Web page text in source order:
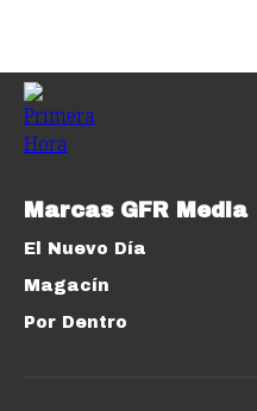
Marcas GFR Media
El Nuevo Día
Magacín
Por Dentro